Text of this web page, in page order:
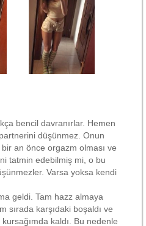
bencil davranırlar. Hemen
düşünmez. Onun
an önce orgazm olması ve
tatmin edebilmiş mi, o bu
Varsa yoksa kendi
geldi. Tam hazz almaya
sırada karşıdaki boşaldı ve
kaldı. Bu nedenle